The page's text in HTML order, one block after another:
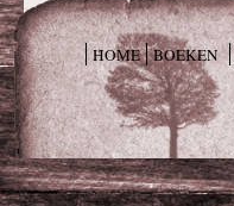
HOME BOEKEN